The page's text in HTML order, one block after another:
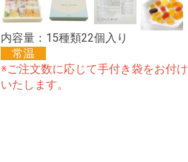
内容量：15種類22個入り
常温
※ご注文数に応じて手付き袋をお付け
いたします。